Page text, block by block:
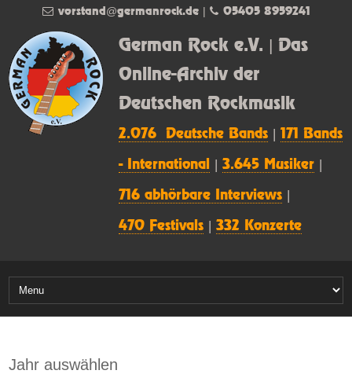
German Rock e.V. | Das
Online-Archiv der
Deutschen Rockmusik
2.076 Deutsche Bands |171 Bands
- International |3.645 Musiker
716 abhörbare Interviews
470 Festivals |332 Konzerte
vorstand@germanrock.de| 05405 8959241
Jahr auswählen